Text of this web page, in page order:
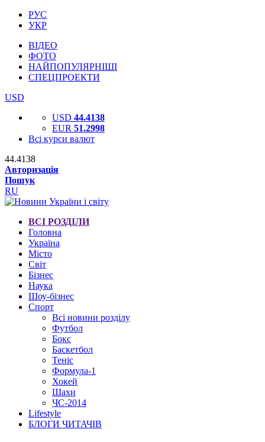
РУС
УКР
ВІДЕО
ФОТО
НАЙПОПУЛЯРНІШІ
СПЕЦПРОЕКТИ
USD
USD 44.4138
EUR 51.2998
Всі курси валют
44.4138
Авторизація
Пошук
RU
ВСІ РОЗДІЛИ
Головна
Україна
Місто
Світ
Бізнес
Наука
Шоу-бізнес
Спорт
Всі новини розділу
Футбол
Бокс
Баскетбол
Теніс
Формула-1
Хокей
Шахи
ЧС-2014
Lifestyle
БЛОГИ ЧИТАЧІВ